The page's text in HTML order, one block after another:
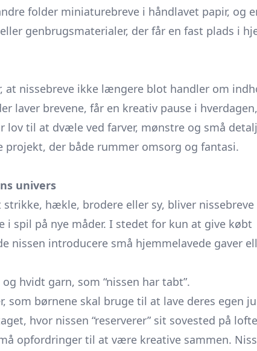
folder miniaturebreve i håndlavet papir, og
genbrugsmaterialer, der får en fast plads i
at nissebreve ikke længere blot handler om
laver brevene, får en kreativ pause i
lov til at dvæle ved farver, mønstre og små
projekt, der både rummer omsorg og fantasi.
univers
hækle, brodere eller sy, bliver
spil på nye måder. I stedet for kun at give købt
nissen introducere små hjemmelavede gaver
hvidt garn, som “nissen har tabt”.
som børnene skal bruge til at lave deres egen
hvor nissen “reserverer” sit sovested på
opfordringer til at være kreative sammen.